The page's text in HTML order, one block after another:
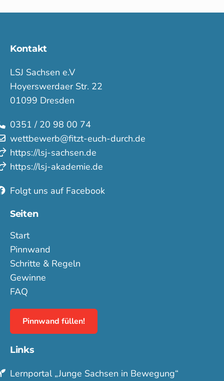
Kontakt
LSJ Sachsen e.V
Hoyerswerdaer Str. 22
01099 Dresden
0351 / 20 98 00 74
wettbewerb@fitzt-euch-durch.de
https://lsj-sachsen.de
https://lsj-akademie.de
Folgt uns auf Facebook
Seiten
Start
Pinnwand
Schritte & Regeln
Gewinne
FAQ
Pinnwand füllen!
Links
Lern­portal „Junge Sachsen in Bewegung“